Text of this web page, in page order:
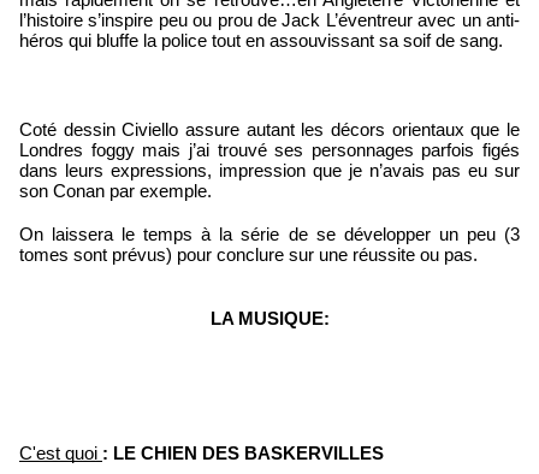
l’histoire s’inspire peu ou prou de Jack L’éventreur avec un anti-
héros qui bluffe la police tout en assouvissant sa soif de sang.
Coté dessin Civiello assure autant les décors orientaux que le
Londres foggy mais j’ai trouvé ses personnages parfois figés
dans leurs expressions, impression que je n’avais pas eu sur
son Conan par exemple.
On laissera le temps à la série de se développer un peu (3
tomes sont prévus) pour conclure sur une réussite ou pas.
LA MUSIQUE:
C'est quoi : LE CHIEN DES BASKERVILLES